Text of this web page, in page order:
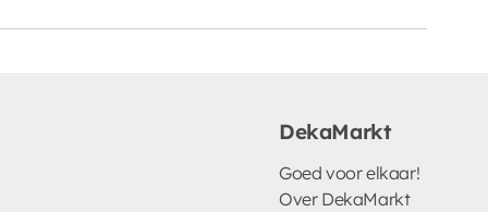
DekaMarkt
Goed voor elkaar!
Over DekaMarkt